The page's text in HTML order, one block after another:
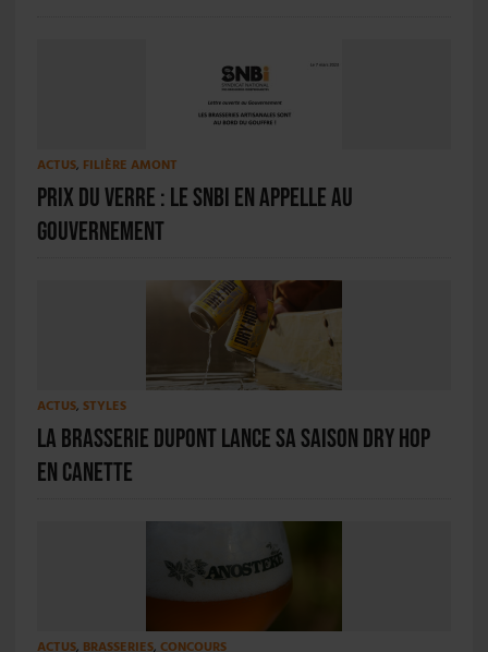
ACTUS, FILIÈRE AMONT
Prix du verre : le SNBi en appelle au
gouvernement
ACTUS, STYLES
La Brasserie Dupont lance sa Saison Dry Hop
en canette
ACTUS, BRASSERIES, CONCOURS